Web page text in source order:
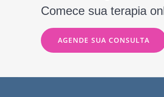
Comece sua terapia
AGENDE SUA CONSULTA